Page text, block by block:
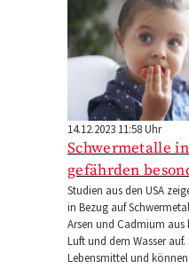
14.12.2023 11:58 Uhr
Schwermetalle
gefährden
Studien aus den USA
in Bezug auf
Arsen und Cadmium
Luft und dem Wasser
Lebensmittel und